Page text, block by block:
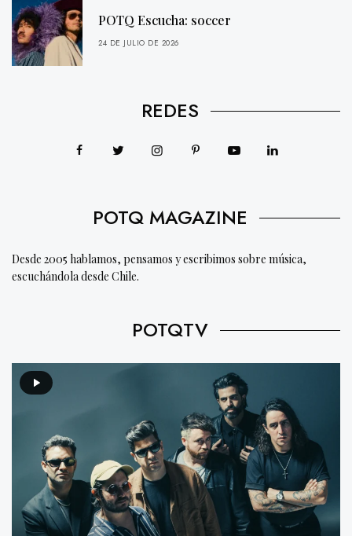
POTQ Escucha: soccer
24 DE JULIO DE 2026
REDES
POTQ MAGAZINE
Desde 2005 hablamos, pensamos y escribimos sobre música,
escuchándola desde Chile.
POTQTV